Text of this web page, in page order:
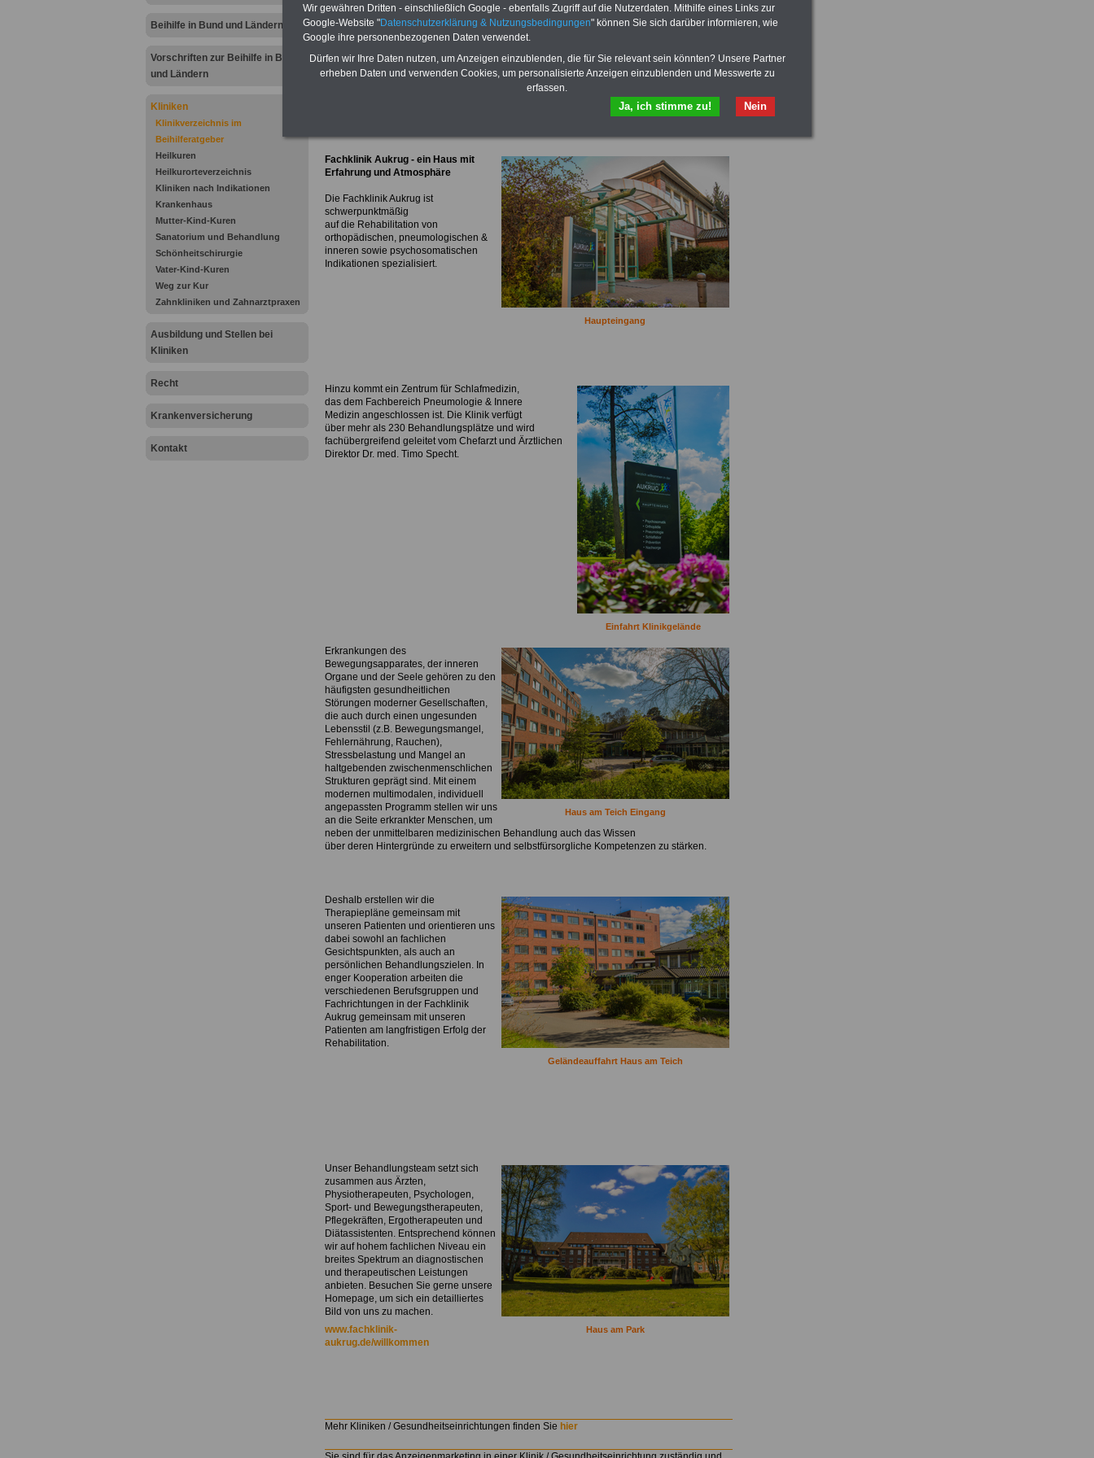
Beihilfe in Bund und Ländern
Vorschriften zur Beihilfe in Bund
und Ländern
Kliniken
Klinikverzeichnis im
Beihilferatgeber
Heilkuren
Heilkurorteverzeichnis
Kliniken nach Indikationen
Krankenhaus
Mutter-Kind-Kuren
Sanatorium und Behandlung
Schönheitschirurgie
Vater-Kind-Kuren
Weg zur Kur
Zahnkliniken und Zahnarztpraxen
Ausbildung und Stellen bei
Kliniken
Recht
Krankenversicherung
Kontakt
Einfach Bild anklicken
info@fachklinik-aukrug.de
www.fachklinik-aukrug.de
.
.
Profil
.
Haupteingang
Fachklinik Aukrug - ein Haus mit
Erfahrung und Atmosphäre
Die Fachklinik Aukrug ist
schwerpunktmäßig
auf die Rehabilitation von
orthopädischen, pneumologischen &
inneren sowie psychosomatischen
Indikationen spezialisiert.
Einfahrt Klinikgelände
Hinzu kommt ein Zentrum für Schlafmedizin,
das dem Fachbereich Pneumologie & Innere
Medizin angeschlossen ist. Die Klinik verfügt
über mehr als 230 Behandlungsplätze und wird
fachübergreifend geleitet vom Chefarzt und Ärztlichen
Direktor Dr. med. Timo Specht.
Haus am Teich Eingang
Erkrankungen des
Bewegungsapparates, der inneren
Organe und der Seele gehören zu den
häufigsten gesundheitlichen
Störungen moderner Gesellschaften,
die auch durch einen ungesunden
Lebensstil (z.B. Bewegungsmangel,
Fehlernährung, Rauchen),
Stressbelastung und Mangel an
haltgebenden zwischenmenschlichen
Strukturen geprägt sind. Mit einem
modernen multimodalen, individuell
angepassten Programm stellen wir uns
an die Seite erkrankter Menschen, um
neben der unmittelbaren medizinischen Behandlung auch das Wissen
über deren Hintergründe zu erweitern und selbstfürsorgliche Kompetenzen zu stärken.
Geländeauffahrt Haus am Teich
Deshalb erstellen wir die
Therapiepläne gemeinsam mit
unseren Patienten und orientieren uns
dabei sowohl an fachlichen
Gesichtspunkten, als auch an
persönlichen Behandlungszielen. In
enger Kooperation arbeiten die
verschiedenen Berufsgruppen und
Fachrichtungen in der Fachklinik
Aukrug gemeinsam mit unseren
Patienten am langfristigen Erfolg der
Rehabilitation.
Haus am Park
Unser Behandlungsteam setzt sich
zusammen aus Ärzten,
Physiotherapeuten, Psychologen,
Sport- und Bewegungstherapeuten,
Pflegekräften, Ergotherapeuten und
Diätassistenten. Entsprechend können
wir auf hohem fachlichen Niveau ein
breites Spektrum an diagnostischen
und therapeutischen Leistungen
anbieten. Besuchen Sie gerne unsere
Homepage, um sich ein detailliertes
Bild von uns zu machen.
www.fachklinik-
aukrug.de/willkommen
Mehr Kliniken / Gesundheitseinrichtungen finden Sie hier
Wir gewähren Dritten - einschließlich Google - ebenfalls Zugriff auf die Nutzerdaten. Mithilfe eines Links zur
Google-Website "Datenschutzerklärung & Nutzungsbedingungen" können Sie sich darüber informieren, wie
Google ihre personenbezogenen Daten verwendet.
Dürfen wir Ihre Daten nutzen, um Anzeigen einzublenden, die für Sie relevant sein könnten? Unsere Partner
erheben Daten und verwenden Cookies, um personalisierte Anzeigen einzublenden und Messwerte zu
erfassen.
Nein
Ja, ich stimme zu!